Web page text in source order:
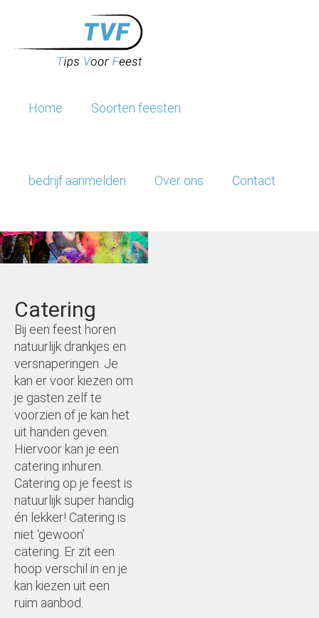
Feest locaties
Make up artist/hair
Huwelijksfeest
Bedrijfsfeest
Home Soorten feesten
bedrijf aanmelden Over ons Contact
Catering
Bij een feest horen
natuurlijk drankjes en
versnaperingen. Je
kan er voor kiezen om
je gasten zelf te
voorzien of je kan het
uit handen geven.
Hiervoor kan je een
catering inhuren.
Catering op je feest is
natuurlijk super handig
én lekker! Catering is
niet ‘gewoon’
catering. Er zit een
hoop verschil in en je
kan kiezen uit een
ruim aanbod.